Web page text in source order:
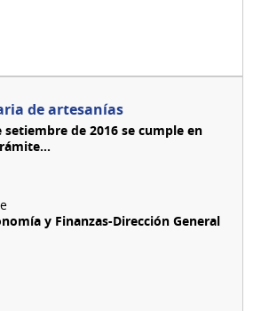
de artesanías
de 2016 se cumple en
y Finanzas-Dirección General